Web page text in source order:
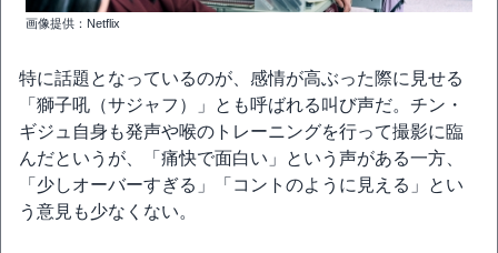
画像提供：Netflix
特に話題となっているのが、感情が高ぶった際に見せる
「獅子吼（サジャフ）」とも呼ばれる叫び声だ。チン・
ギジュ自身も発声や喉のトレーニングを行って撮影に臨
んだというが、「痛快で面白い」という声がある一方、
「少しオーバーすぎる」「コントのように見える」とい
う意見も少なくない。